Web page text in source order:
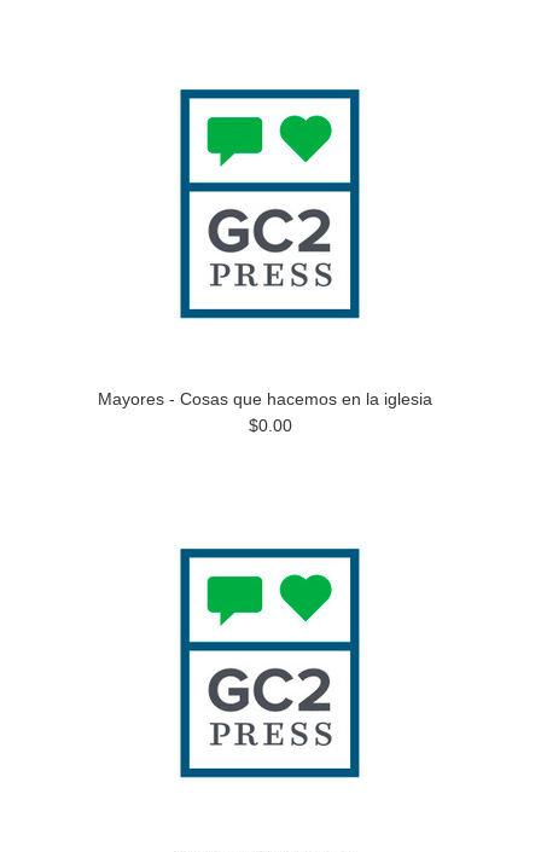
Mayores - Cosas que hacemos en la iglesia
$0.00